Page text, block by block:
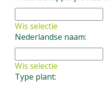
magnifica Vaste plant
Wis selectie
Nederlandse naam:
Wis selectie
Type plant: